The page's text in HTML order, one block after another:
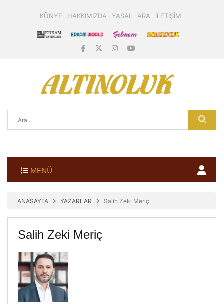
KÜNYE HAKKIMIZDA YASAL ARA İLETİŞİM
MENÜ
ANASAYFA YAZARLAR Salih Zeki Meriç
Salih Zeki Meriç